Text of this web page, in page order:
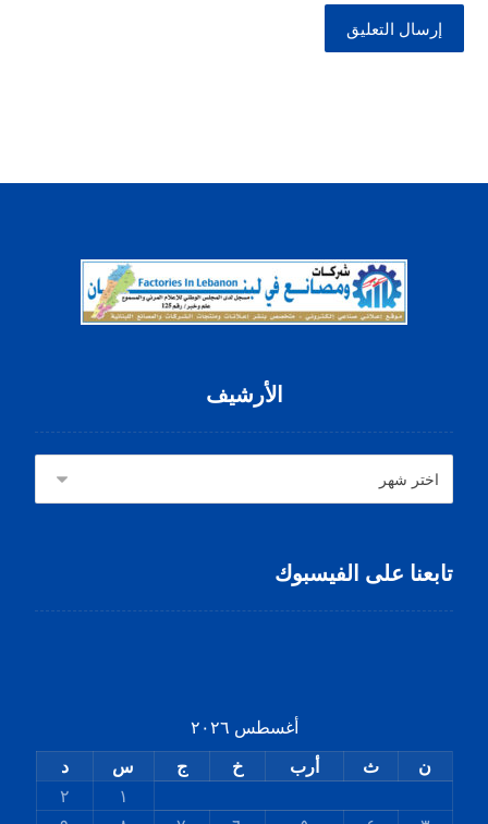
إرسال التعليق
الأرشيف
تابعنا على الفيسبوك
أغسطس ٢٠٢٦
ن
ث أرب خ ج س
د
١
٢